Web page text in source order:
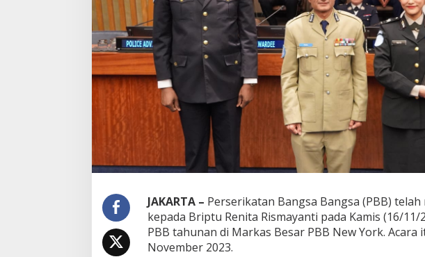
JAKARTA – Perserikatan Bangsa Bangsa (PBB)
kepada Briptu Renita Rismayanti pada Kamis (16/11/
PBB tahunan di Markas Besar PBB New York.
November 2023.